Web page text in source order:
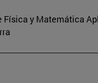
y Matemática